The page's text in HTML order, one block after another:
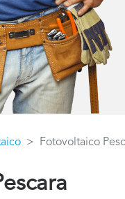
Fotovoltaico